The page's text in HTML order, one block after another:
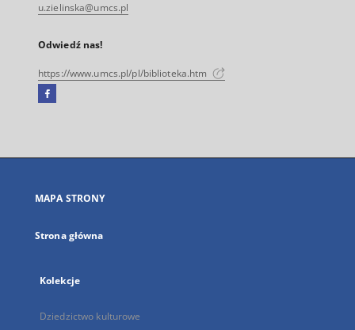
u.zielinska@umcs.pl
Odwiedź nas!
https://www.umcs.pl/pl/biblioteka.htm
Facebook
się
karcie
MAPA STRONY
Strona główna
Kolekcje
Dziedzictwo kulturowe